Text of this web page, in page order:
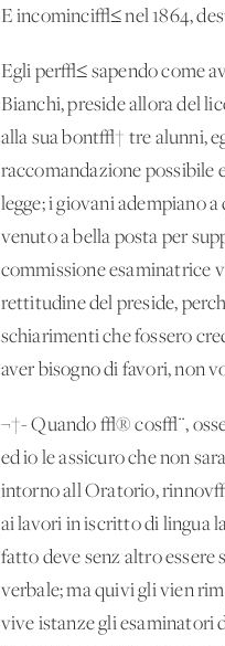
E incominci√≤ nel 1864,
Egli per√≤ sapendo come
Bianchi, preside allora del
alla sua bont√† tre alunni,
raccomandazione possibile
legge; i giovani adempiano
venuto a bella posta per
commissione esaminatrice
rettitudine del preside,
schiarimenti che fossero
aver bisogno di favori, non
¬†- Quando √® cos√¨,
ed io le assicuro che non
intorno all'Oratorio,
ai lavori in iscritto di lingua
fatto deve senz'altro essere
verbale; ma quivi gli vien
vive istanze gli esaminatori